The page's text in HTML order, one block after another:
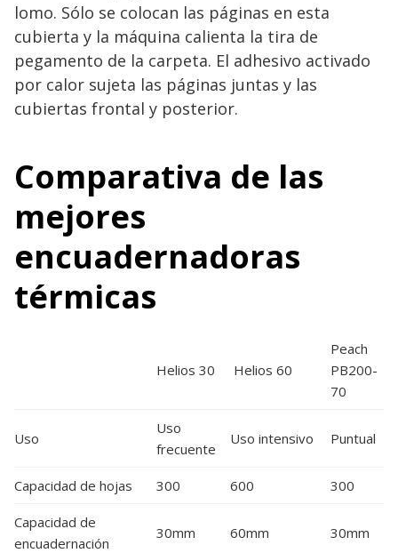
lomo. Sólo se colocan las páginas en esta
cubierta y la máquina calienta la tira de
pegamento de la carpeta. El adhesivo activado
por calor sujeta las páginas juntas y las
cubiertas frontal y posterior.
Comparativa de las
mejores
encuadernadoras
térmicas
Helios 30 Helios 60
Peach
PB200-
70
Uso
Uso
frecuente
Uso intensivo Puntual
Capacidad de hojas 300 600 300
Capacidad de
encuadernación
30mm 60mm 30mm